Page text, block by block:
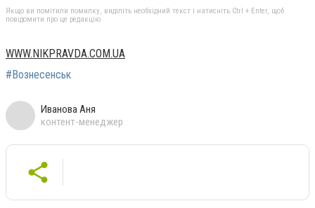
Якщо ви помітили помилку, виділіть необхідний текст і натисніть Ctrl + Enter, щоб
повідомити про це редакцію
WWW.NIKPRAVDA.COM.UA
#Вознесенськ
Иванова Аня
контент-менеджер